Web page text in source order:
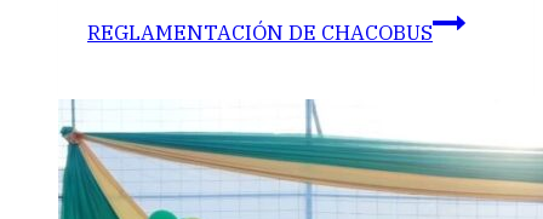
REGLAMENTACIÓN DE CHACOBUS